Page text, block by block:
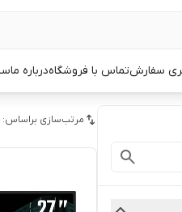
سفارشتماس با فروشگاهدرباره ما
مرتب‌سازی براساس: